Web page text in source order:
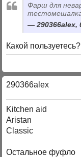
Фарш для
290366alex,
Какой пользуетесь?
290366alex
Kitchen aid
Aristan
Classic
Остальное фуфло